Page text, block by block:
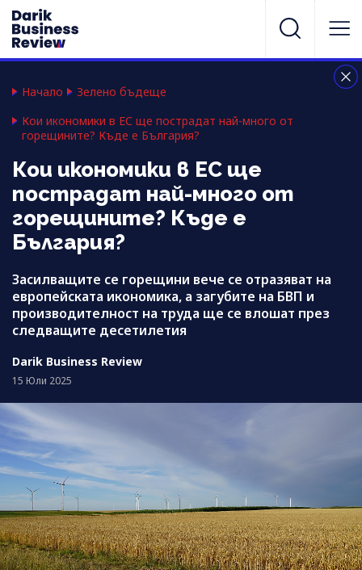
Начало
Зелено бъдеще
Кои икономики в ЕС ще пострадат най-много от
горещините? Къде е България?
Кои икономики в ЕС ще
пострадат най-много от
горещините? Къде е
България?
Засилващите се горещини вече се отразяват на
европейската икономика, а загубите на БВП и
производителност на труда ще се влошат през
следващите десетилетия
Darik Business Review
15 Юли 2025